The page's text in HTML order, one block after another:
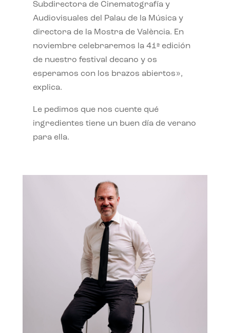
Subdirectora de Cinematografía y
Audiovisuales del Palau de la Música y
directora de la Mostra de València. En
noviembre celebraremos la 41ª edición
de nuestro festival decano y os
esperamos con los brazos abiertos»,
explica.
Le pedimos que nos cuente qué
ingredientes tiene un buen día de verano
para ella.